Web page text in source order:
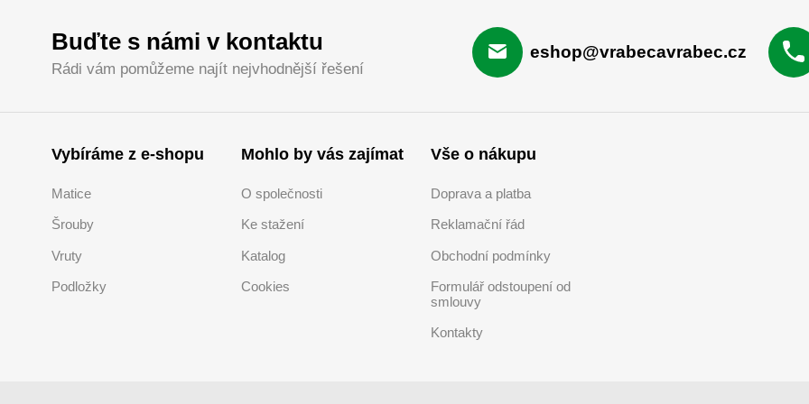
Buďte s námi v kontaktu
Rádi vám pomůžeme najít nejvhodnější řešení
eshop@vrabecavrabec.cz
Vybíráme z e-shopu
Matice
Šrouby
Vruty
Podložky
Mohlo by vás zajímat
O společnosti
Ke stažení
Katalog
Cookies
Vše o nákupu
Doprava a platba
Reklamační řád
Obchodní podmínky
Formulář odstoupení od
smlouvy
Kontakty